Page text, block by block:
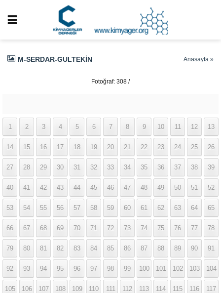
M-SERDAR-GULTEKIN Anasayfa »
Fotoğraf: 308 /
1 2 3 4 5 6 7 8 9 10 11 12 13
14 15 16 17 18 19 20 21 22 23 24 25 26
27 28 29 30 31 32 33 34 35 36 37 38 39
40 41 42 43 44 45 46 47 48 49 50 51 52
53 54 55 56 57 58 59 60 61 62 63 64 65
66 67 68 69 70 71 72 73 74 75 76 77 78
79 80 81 82 83 84 85 86 87 88 89 90 91
92 93 94 95 96 97 98 99 100 101 102 103 104
105 106 107 108 109 110 111 112 113 114 115 116 117